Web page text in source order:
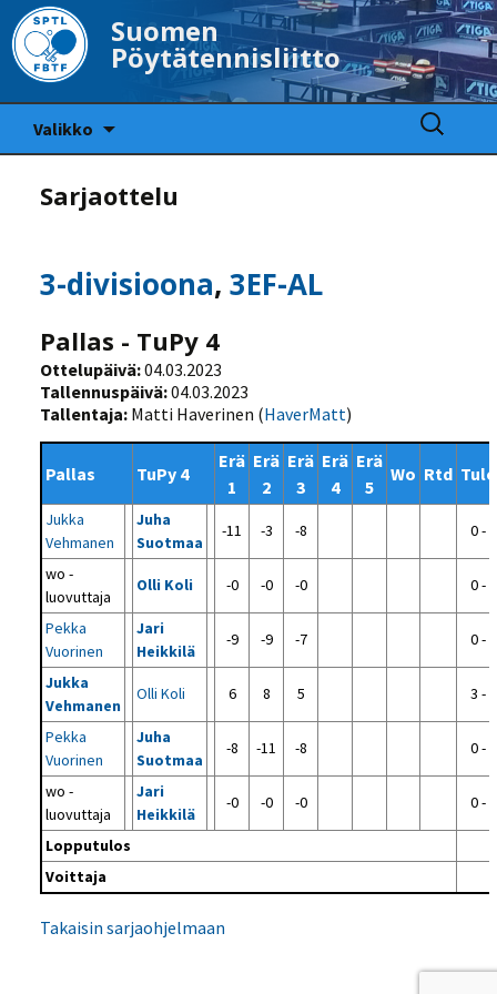
Suomen
Pöytätennisliitto
Valikko
Haku:
Sarjaottelu
3-divisioona,3EF-AL
Pallas - TuPy 4
Ottelupäivä:04.03.2023
Tallennuspäivä:04.03.2023
Tallentaja: Matti Haverinen (HaverMatt)
Pallas TuPy 4
Erä
1
Erä
2
Erä
3
Erä
4
Erä
5
Wo Rtd
Jukka
Vehmanen
Juha
Suotmaa
-11 -3 -8 0 - 3
wo -
luovuttaja
Olli Koli -0 -0 -0 0 - 3
Pekka
Vuorinen
Jari
Heikkilä
-9 -9 -7 0 - 3
Jukka
Vehmanen
Olli Koli 6 8 5 3 - 0
Pekka
Vuorinen
Juha
Suotmaa
-8 -11 -8 0 - 3
wo -
luovuttaja
Jari
Heikkilä
-0 -0 -0 0 - 3
Lopputulos
Voittaja
Takaisin sarjaohjelmaan